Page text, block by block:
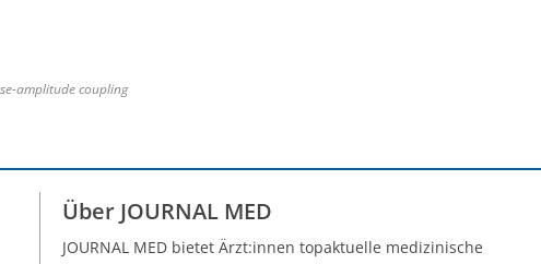
amplitude coupling
Über JOURNAL MED
JOURNAL MED bietet Ärzt:innen topaktuelle medizinische